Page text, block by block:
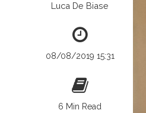
Luca De Biase
08/08/2019 15:31
6 Min Read